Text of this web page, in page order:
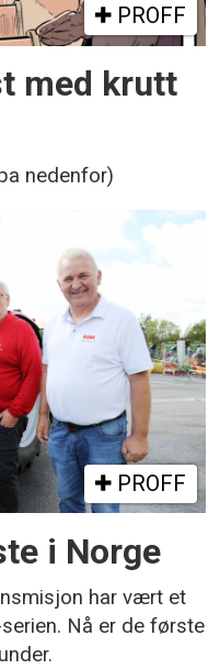
PROFF
med krutt
nedenfor)
PROFF
i Norge
har vært et
Nå er de første